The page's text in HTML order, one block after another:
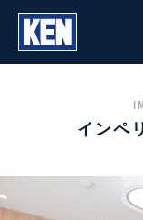
インペ